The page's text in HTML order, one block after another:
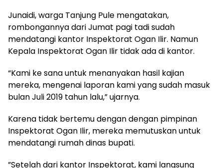
Junaidi, warga Tanjung Pule mengatakan,
rombongannya dari Jumat pagi tadi sudah
mendatangi kantor Inspektorat Ogan Ilir. Namun
Kepala Inspektorat Ogan Ilir tidak ada di kantor.
“Kami ke sana untuk menanyakan hasil kajian
mereka, mengenai laporan kami yang sudah masuk
bulan Juli 2019 tahun lalu,” ujarnya.
Karena tidak bertemu dengan dengan pimpinan
Inspektorat Ogan Ilir, mereka memutuskan untuk
mendatangi rumah dinas bupati.
”Setelah dari kantor Inspektorat, kami langsung